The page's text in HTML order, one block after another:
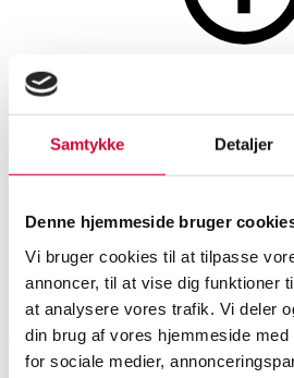
Samtykke Detaljer
Denne hjemmeside bruger
Vi bruger cookies til at tilpasse
annoncer, til at vise dig funktioner
at analysere vores trafik. Vi deler
din brug af vores hjemmeside
for sociale medier,
Jagttrofæer
Et par
springboks
SHOWROOM
Aarhus
VURDERING
DKK 3.200 6508587